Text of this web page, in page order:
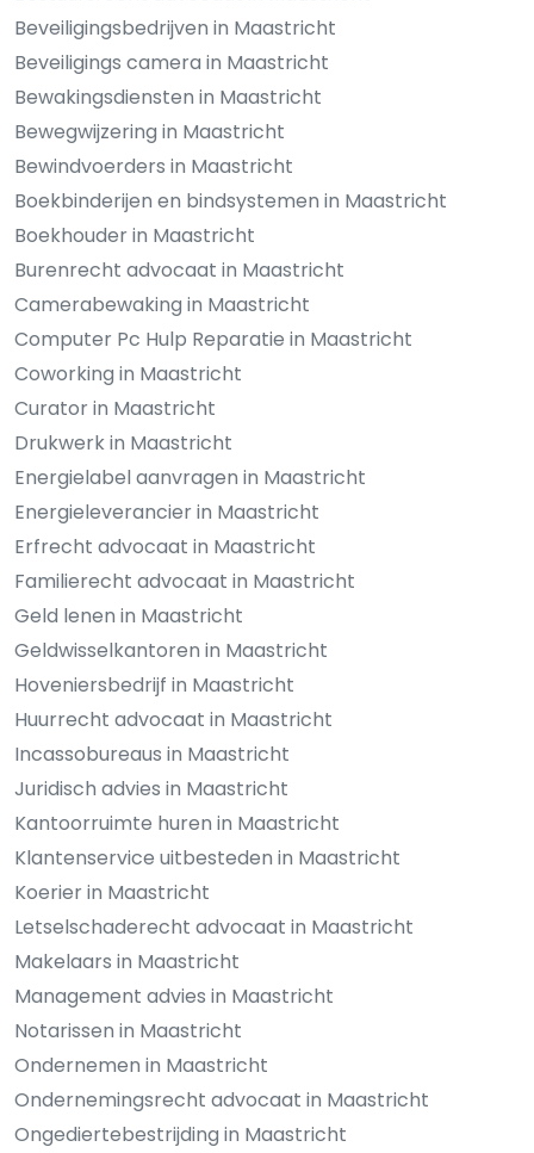
Beveiligingsbedrijven in Maastricht
Beveiligings camera in Maastricht
Bewakingsdiensten in Maastricht
Bewegwijzering in Maastricht
Bewindvoerders in Maastricht
Boekbinderijen en bindsystemen in Maastricht
Boekhouder in Maastricht
Burenrecht advocaat in Maastricht
Camerabewaking in Maastricht
Computer Pc Hulp Reparatie in Maastricht
Coworking in Maastricht
Curator in Maastricht
Drukwerk in Maastricht
Energielabel aanvragen in Maastricht
Energieleverancier in Maastricht
Erfrecht advocaat in Maastricht
Familierecht advocaat in Maastricht
Geld lenen in Maastricht
Geldwisselkantoren in Maastricht
Hoveniersbedrijf in Maastricht
Huurrecht advocaat in Maastricht
Incassobureaus in Maastricht
Juridisch advies in Maastricht
Kantoorruimte huren in Maastricht
Klantenservice uitbesteden in Maastricht
Koerier in Maastricht
Letselschaderecht advocaat in Maastricht
Makelaars in Maastricht
Management advies in Maastricht
Notarissen in Maastricht
Ondernemen in Maastricht
Ondernemingsrecht advocaat in Maastricht
Ongediertebestrijding in Maastricht